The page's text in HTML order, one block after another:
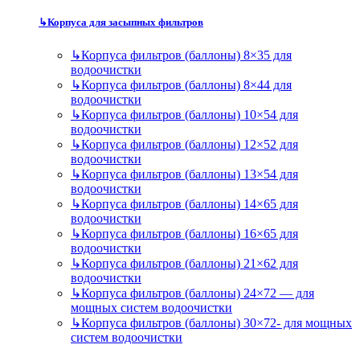
↳Корпуса для засыпных фильтров
↳Корпуса фильтров (баллоны) 8×35 для
водоочистки
↳Корпуса фильтров (баллоны) 8×44 для
водоочистки
↳Корпуса фильтров (баллоны) 10×54 для
водоочистки
↳Корпуса фильтров (баллоны) 12×52 для
водоочистки
↳Корпуса фильтров (баллоны) 13×54 для
водоочистки
↳Корпуса фильтров (баллоны) 14×65 для
водоочистки
↳Корпуса фильтров (баллоны) 16×65 для
водоочистки
↳Корпуса фильтров (баллоны) 21×62 для
водоочистки
↳Корпуса фильтров (баллоны) 24×72 — для
мощных систем водоочистки
↳Корпуса фильтров (баллоны) 30×72- для мощных
систем водоочистки